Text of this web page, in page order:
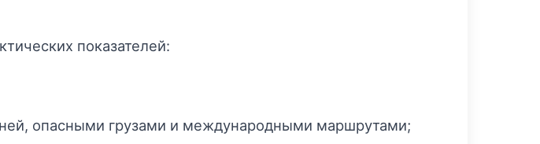
показателей:
опасными грузами и международными маршрутами;